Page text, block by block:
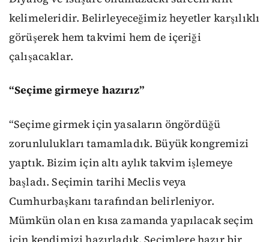
kelimeleridir. Belirleyeceğimiz heyetler karşılıklı
görüşerek hem takvimi hem de içeriği
çalışacaklar.
“Seçime girmeye hazırız”
“Seçime girmek için yasaların öngördüğü
zorunlulukları tamamladık. Büyük kongremizi
yaptık. Bizim için altı aylık takvim işlemeye
başladı. Seçimin tarihi Meclis veya
Cumhurbaşkanı tarafından belirleniyor.
Mümkün olan en kısa zamanda yapılacak seçim